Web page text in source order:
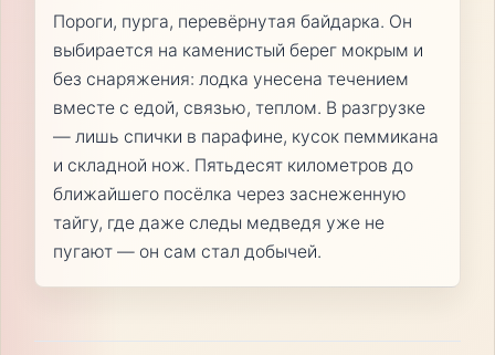
Пороги, пурга, перевёрнутая байдарка. Он
выбирается на каменистый берег мокрым и
без снаряжения: лодка унесена течением
вместе с едой, связью, теплом. В разгрузке
— лишь спички в парафине, кусок пеммикана
и складной нож. Пятьдесят километров до
ближайшего посёлка через заснеженную
тайгу, где даже следы медведя уже не
пугают — он сам стал добычей.